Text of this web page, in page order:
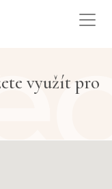
využít pro